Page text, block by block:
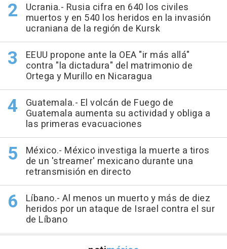
Ucrania.- Rusia cifra en 640 los civiles
muertos y en 540 los heridos en la invasión
ucraniana de la región de Kursk
EEUU propone ante la OEA "ir más allá"
contra "la dictadura" del matrimonio de
Ortega y Murillo en Nicaragua
Guatemala.- El volcán de Fuego de
Guatemala aumenta su actividad y obliga a
las primeras evacuaciones
México.- México investiga la muerte a tiros
de un 'streamer' mexicano durante una
retransmisión en directo
Líbano.- Al menos un muerto y más de diez
heridos por un ataque de Israel contra el sur
de Líbano